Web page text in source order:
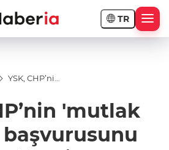
TR
YSK, CHP’nin
başvurusunu
reddetti!
'mutlak